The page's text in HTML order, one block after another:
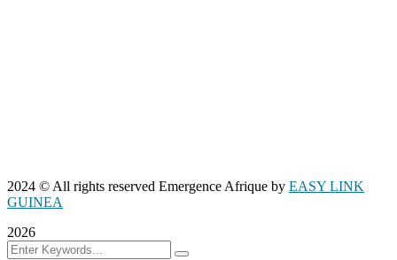
2024 © All rights reserved Emergence Afrique by EASY LINK
GUINEA
2026